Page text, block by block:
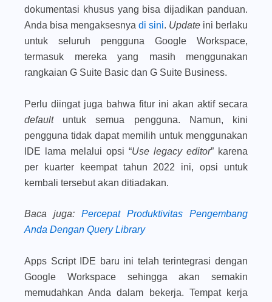
dokumentasi khusus yang bisa dijadikan panduan.
Anda bisa mengaksesnya di sini. Update ini berlaku
untuk seluruh pengguna Google Workspace,
termasuk mereka yang masih menggunakan
rangkaian G Suite Basic dan G Suite Business.
Perlu diingat juga bahwa fitur ini akan aktif secara
defaultuntuk semua pengguna. Namun, kini
pengguna tidak dapat memilih untuk menggunakan
IDE lama melalui opsi “Use legacy editor” karena
per kuarter keempat tahun 2022 ini, opsi untuk
kembali tersebut akan ditiadakan.
Baca juga:
Percepat Produktivitas Pengembang
Anda Dengan Query Library
Apps Script IDE baru ini telah terintegrasi dengan
Google Workspace sehingga akan semakin
memudahkan Anda dalam bekerja. Tempat kerja